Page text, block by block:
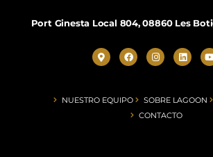
Port Ginesta Local 804, 08860 Les
NUESTRO EQUIPO SOBRE LAGOON
CONTACTO